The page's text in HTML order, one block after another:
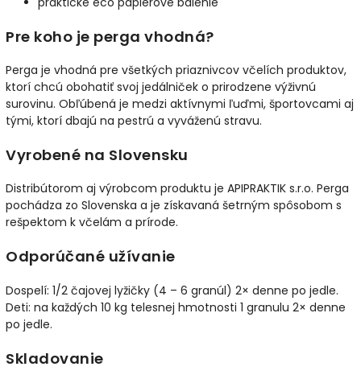
Pre koho je perga vhodná?
Perga je vhodná pre všetkých priaznivcov včelích produktov,
ktorí chcú obohatiť svoj jedálniček o prirodzene výživnú
surovinu. Obľúbená je medzi aktívnymi ľuďmi, športovcami aj
tými, ktorí dbajú na pestrú a vyváženú stravu.
Vyrobené na Slovensku
Distribútorom aj výrobcom produktu je APIPRAKTIK s.r.o. Perga
pochádza zo Slovenska a je získavaná šetrným spôsobom s
rešpektom k včelám a prírode.
Odporúčané užívanie
Dospelí: 1/2 čajovej lyžičky (4 – 6 granúl) 2× denne po jedle.
Deti: na každých 10 kg telesnej hmotnosti 1 granulu 2× denne
po jedle.
Skladovanie